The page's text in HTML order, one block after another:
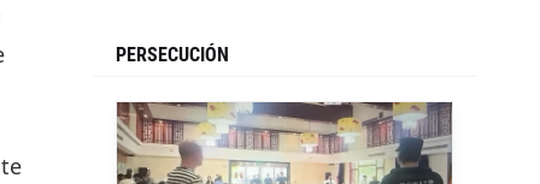
PERSECUCIÓN